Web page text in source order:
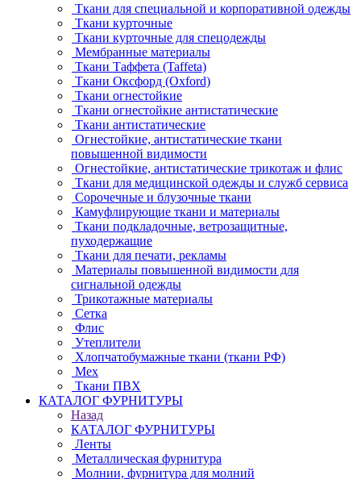
Ткани для специальной и корпоративной одежды
Ткани курточные
Ткани курточные для спецодежды
Мембранные материалы
Ткани Таффета (Taffeta)
Ткани Оксфорд (Oxford)
Ткани огнестойкие
Ткани огнестойкие антистатические
Ткани антистатические
Огнестойкие, антистатические ткани
повышенной видимости
Огнестойкие, антистатические трикотаж и флис
Ткани для медицинской одежды и служб сервиса
Сорочечные и блузочные ткани
Камуфлирующие ткани и материалы
Ткани подкладочные, ветрозащитные,
пуходержащие
Ткани для печати, рекламы
Материалы повышенной видимости для
сигнальной одежды
Трикотажные материалы
Сетка
Флис
Утеплители
Хлопчатобумажные ткани (ткани РФ)
Мех
Ткани ПВХ
КАТАЛОГ ФУРНИТУРЫ
Назад
КАТАЛОГ ФУРНИТУРЫ
Ленты
Металлическая фурнитура
Молнии, фурнитура для молний